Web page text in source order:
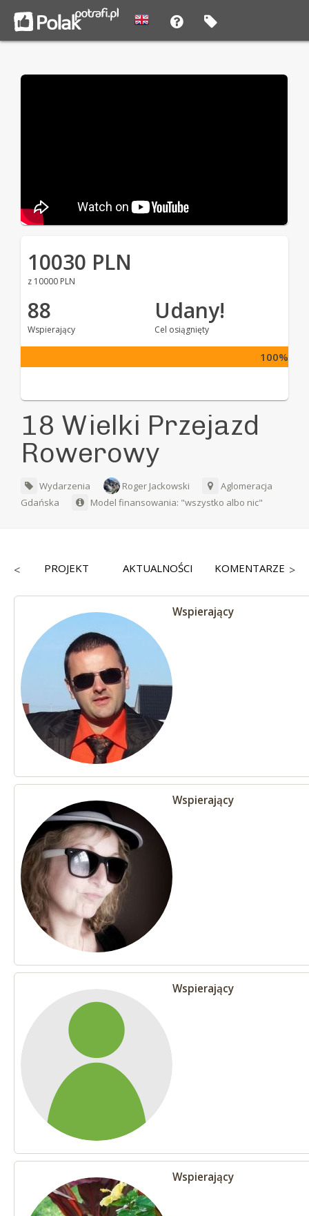
10030 PLN
z 10000 PLN
88
Wspierający
Udany!
Cel osiągnięty
100%
18 Wielki Przejazd
Rowerowy
Wydarzenia Roger Jackowski
Aglomeracja
Gdańska
Model finansowania: "wszystko albo nic"
< PROJEKT AKTUALNOŚCI KOMENTARZE >
Wspierający
Wspierający
Wspierający
Wspierający